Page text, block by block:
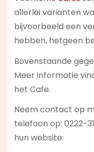
allerlei varianten
bijvoorbeeld een
hebben, hetgeen
Bovenstaande
Meer informatie
het Cafe.
Neem contact op
telefoon op: 0222-
hun website: